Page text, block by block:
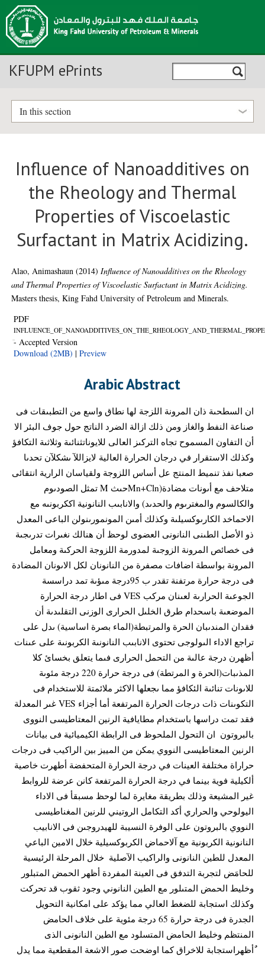
KFUPM ePrints
In this section
Influence of Nanoadditives on
the Rheology and Thermal
Properties of Viscoelastic
Surfactant in Matrix Acidizing.
Alao, Animashaun (2014)Influence of Nanoadditives on the Rheology
and Thermal Properties of Viscoelastic Surfactant in Matrix Acidizing.
Masters thesis, King Fahd University of Petroleum and Minerals.
PDF
- Accepted Version
Download (2MB) |Preview
Arabic Abstract
ان السطحىة ذان المرونة اللزجة لها نطاق واسع من التطبىقات فى
صناعة النفط والغاز ومن ذلك ‏ازالة الضرد الناتج حول جوف البئر الا
أن التفاون المسموح تجاه التركىز العالى للايوناتثنائىة ‏وثلاثىة التكافؤ
وكذلك الاستقرار في درجان الحرارة العالية لايزاللآ ىشكلآن تحدىا
صعبا نفذ تنميط المنتج عل أساس اللزوجة ولقياسان الرارية انتقائى
متلاحف مع أىونات ‏مضادة(‏Mn+Clnحىث M تمثل الصودىوم
والكالسوم والمغترىوم والحدىد) والانابىب النانونية ‏اككربونىه مع
الاحماخد الكارىوكسيلىة وكذلك أمىن المونمورىنولن الباعى المعدل
ذو الأصل ‏الطىنى النانونى العضوى لوحظ أن هنالك نغىرات تدرىجىة
فى خصائص المرونة الزوجىة لمدورمة اللزوجة الحركىة ‏ومعامل
المرونة بواسطة اضافات مصفرة من النانونان لكل الاىونان المضادة
فى درجة حرارة ‏مرتفنة تقدر ب 95درجة مىؤىة تمد دراسسة
الجوعىة الحرارىة لعىنان مركب VES فى اطار درجة الحرارة
الموضعىة باسحدام ‏طرق الخلىل الحرارى الوزنى التقلىدىة أن
فقدان المندىبان الحرة والمرتبطة(الماء بصرة اساسية) ‏ىدل على
تراجع الاداء الىولوجى تحتوى الانابىب النانونىة الكربونىة على عىنات
أظهرن درجة عالىة من التحمل الحرارى فىما ‏يتعلق بخسائ كلا
المذىبات(الحرة و المرتطة) فى درجة حرارة 220 درجة مئوىة
للاىونات تنائىة ‏الئكافؤ مما ىجعلها الاكثر ملائمتة للاستخدام فى
التكوىنات ذات درجات الحرارة المرتفعة أما ‏أجزاء VES غىر المعدلة
فقد تمت دراسها باستخدام مطايافية الرنين المعتاطيسى النووى
‏بالبروتون ‏ ان التحول الملحوظ فى الرابطة الكيميائية فى بيانات
الرنين المعتاطيسى النووي يمكن من المييز ‏بين الراكيب فى درجات
حراراة مختلفة العينات في درجة الحرارة المتحفضة أطهرت خاصية
‏ألكيلية فوية بينما في درجة الحرارة المرتفعة كانن عرضة للروابط
غير المشيعة وذلك بطريقة ‏مغايرة لما لوحظ مسبقأ فى الاداء
اليولوحي والحراري أكد التكامل الروتيني للرنين المغناطيسى
النووي بالبروتون على الوفرة النسيبة للهيدروجىن فى ‏الانابيب
النانونية الكربونية مع آلاحماض الكربوكسيلية خلال الامين الباعي
المعدل للطين ‏النانونى والراكيب الآصلية ‏ خلال المرحلة الرئيسية
للحامَض لتجربة التدفق فى العينة المفردة أظهر الحمض المتبلور
وخليط ‏الحمض المتىلور مع الطين النانوني وجود ثقوب قد تحركت
وكذلك استجابة للضغط العالي مما ‏يؤكد على امكانية التحويل
الجدرة فى درجة حرارة 65 درجة مئوية على خلاف الحامض
المنتظم ‏وخليط الحامض المتسلود مع الطين النانونى الذى
ٌأظهراستجابة للاخراق كما اوضحت صور ‏الاشعة المقطعية مما يدل